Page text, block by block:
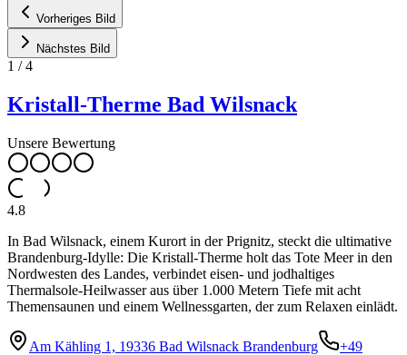
Vorheriges Bild
Nächstes Bild
1 /4
Kristall-Therme Bad Wilsnack
Unsere Bewertung
4.8
In Bad Wilsnack, einem Kurort in der Prignitz, steckt die ultimative
Brandenburg-Idylle: Die Kristall-Therme holt das Tote Meer in den
Nordwesten des Landes, verbindet eisen- und jodhaltiges
Thermalsole-Heilwasser aus über 1.000 Metern Tiefe mit acht
Themensaunen und einem Wellnessgarten, der zum Relaxen einlädt.
Am Kähling 1, 19336 Bad Wilsnack Brandenburg
+49